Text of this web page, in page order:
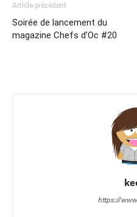
Article précédent
Soirée de lancement du
magazine Chefs d’Oc #20
https://